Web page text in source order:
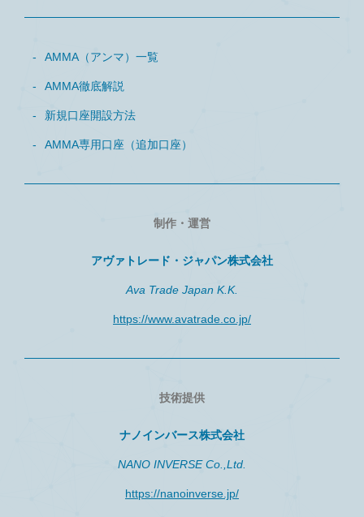
AMMA（アンマ）一覧
AMMA徹底解説
新規口座開設方法
AMMA専用口座（追加口座）
制作・運営
アヴァトレード・ジャパン株式会社
Ava Trade Japan K.K.
https://www.avatrade.co.jp/
技術提供
ナノインバース株式会社
NANO INVERSE Co.,Ltd.
https://nanoinverse.jp/